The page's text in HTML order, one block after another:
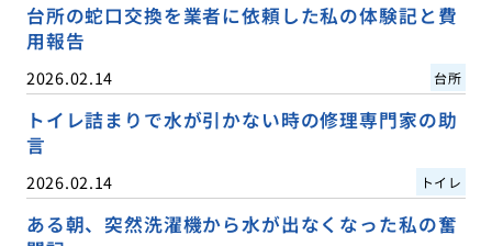
台所の蛇口交換を業者に依頼した私の体験記と費
用報告
2026.02.14 台所
トイレ詰まりで水が引かない時の修理専門家の助
言
2026.02.14 トイレ
ある朝、突然洗濯機から水が出なくなった私の奮